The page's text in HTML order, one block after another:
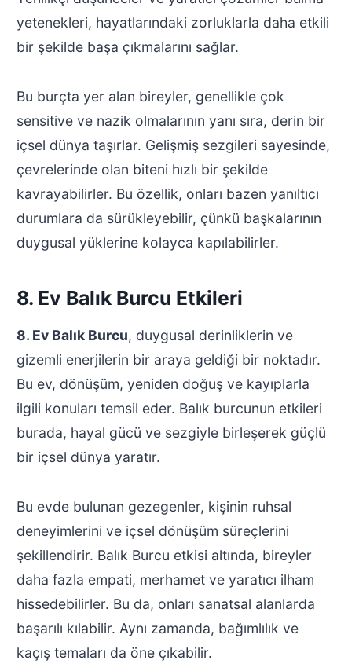
yetenekleri, hayatlarındaki zorluklarla daha etkili
bir şekilde başa çıkmalarını sağlar.
Bu burçta yer alan bireyler, genellikle çok
sensitive ve nazik olmalarının yanı sıra, derin bir
içsel dünya taşırlar. Gelişmiş sezgileri sayesinde,
çevrelerinde olan biteni hızlı bir şekilde
kavrayabilirler. Bu özellik, onları bazen yanıltıcı
durumlara da sürükleyebilir, çünkü başkalarının
duygusal yüklerine kolayca kapılabilirler.
8. Ev Balık Burcu Etkileri
8. Ev Balık Burcu, duygusal derinliklerin ve
gizemli enerjilerin bir araya geldiği bir noktadır.
Bu ev, dönüşüm, yeniden doğuş ve kayıplarla
ilgili konuları temsil eder. Balık burcunun etkileri
burada, hayal gücü ve sezgiyle birleşerek güçlü
bir içsel dünya yaratır.
Bu evde bulunan gezegenler, kişinin ruhsal
deneyimlerini ve içsel dönüşüm süreçlerini
şekillendirir. Balık Burcu etkisi altında, bireyler
daha fazla empati, merhamet ve yaratıcı ilham
hissedebilirler. Bu da, onları sanatsal alanlarda
başarılı kılabilir. Aynı zamanda, bağımlılık ve
kaçış temaları da öne çıkabilir.